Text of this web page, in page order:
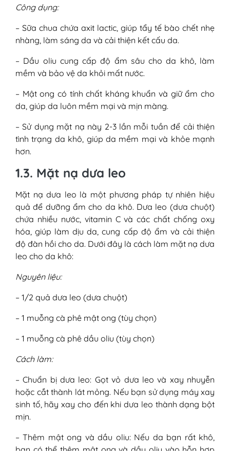
Công dụng:
– Sữa chua chứa axit lactic, giúp tẩy tế bào chết nhẹ
nhàng, làm sáng da và cải thiện kết cấu da.
– Dầu oliu cung cấp độ ẩm sâu cho da khô, làm
mềm và bảo vệ da khỏi mất nước.
– Mật ong có tính chất kháng khuẩn và giữ ẩm cho
da, giúp da luôn mềm mại và mịn màng.
– Sử dụng mặt nạ này 2-3 lần mỗi tuần để cải thiện
tình trạng da khô, giúp da mềm mại và khỏe mạnh
hơn.
1.3. Mặt nạ dưa leo
Mặt nạ dưa leo là một phương pháp tự nhiên hiệu
quả để dưỡng ẩm cho da khô. Dưa leo (dưa chuột)
chứa nhiều nước, vitamin C và các chất chống oxy
hóa, giúp làm dịu da, cung cấp độ ẩm và cải thiện
độ đàn hồi cho da. Dưới đây là cách làm mặt nạ dưa
leo cho da khô:
Nguyên liệu:
– 1/2 quả dưa leo (dưa chuột)
– 1 muỗng cà phê mật ong (tùy chọn)
– 1 muỗng cà phê dầu oliu (tùy chọn)
Cách làm:
– Chuẩn bị dưa leo: Gọt vỏ dưa leo và xay nhuyễn
hoặc cắt thành lát mỏng. Nếu bạn sử dụng máy xay
sinh tố, hãy xay cho đến khi dưa leo thành dạng bột
mịn.
– Thêm mật ong và dầu oliu: Nếu da bạn rất khô,